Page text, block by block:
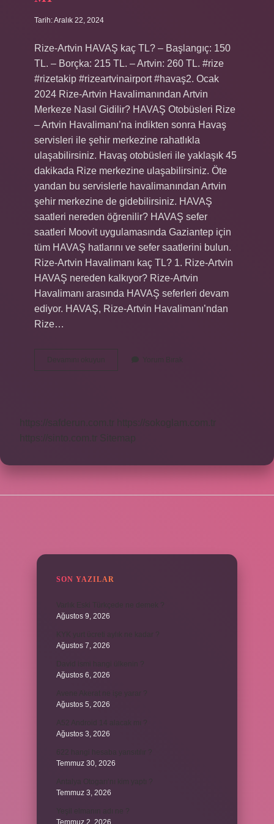
Tarih: Aralık 22, 2024
Rize-Artvin HAVAŞ kaç TL? – Başlangıç: 150
TL. – Borçka: 215 TL. – Artvin: 260 TL. #rize
#rizetakip #rizeartvinairport #havaş2. Ocak
2024 Rize-Artvin Havalimanından Artvin
Merkeze Nasıl Gidilir? HAVAŞ Otobüsleri Rize
– Artvin Havalimanı’na indikten sonra Havaş
servisleri ile şehir merkezine rahatlıkla
ulaşabilirsiniz. Havaş otobüsleri ile yaklaşık 45
dakikada Rize merkezine ulaşabilirsiniz. Öte
yandan bu servislerle havalimanından Artvin
şehir merkezine de gidebilirsiniz. HAVAŞ
saatleri nereden öğrenilir? HAVAŞ sefer
saatleri Moovit uygulamasında Gaziantep için
tüm HAVAŞ hatlarını ve sefer saatlerini bulun.
Rize-Artvin Havalimanı kaç TL? 1. Rize-Artvin
HAVAŞ nereden kalkıyor? Rize-Artvin
Havalimanı arasında HAVAŞ seferleri devam
ediyor. HAVAŞ, Rize-Artvin Havalimanı’ndan
Rize…
Devamını okuyun
Artvin
Yorum Bırak
https://safderun.com.tr
https://sokoglam.com.tr
https://sinto.com.tr
Sitemap
SON YAZILAR
Ağustos 9, 2026
Ağustos 7, 2026
Ağustos 6, 2026
Ağustos 5, 2026
Ağustos 3, 2026
Temmuz 30, 2026
Temmuz 3, 2026
Temmuz 2, 2026